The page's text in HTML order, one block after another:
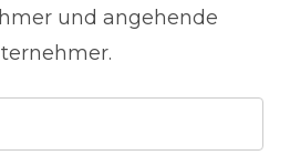
und angehende